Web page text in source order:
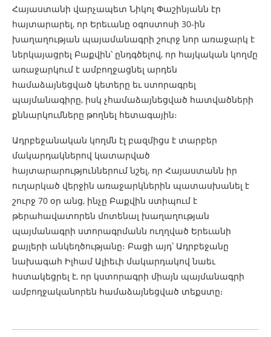
Հայաստանի վարչապետ Նիկոլ Փաշինյանն էր
հայտարարել, որ Երեւանը օգոստոսի 30-ին
խաղաղության պայամանագրի շուրջ նոր առաջարկ է
ներկայացրել Բաքվին՝ ընդգծելով, որ հայկական կողմը
առաջարկում է ամբողջացնել արդեն
համաձայնեցված կետերը եւ ստորագրել
պայմանագիրը, իսկ չհամաձայնեցված հատվածների
քննարկումները թողնել հետագային։
Ադրբեջանական կողմն էլ բազմիցս է տարբեր
մակարդակներով կատարված
հայտարարություններում նշել, որ Հայաստանն իր
ուղարկած վերջին առաջարկներին պատասխանել է
շուրջ 70 օր անց, ինչը Բաքվին ստիպում է
թերահավատորեն մոտենալ խաղաղության
պայմանագրի ստորագրմանն ուղղված Երեւանի
քայլերի անկեղծությանը։ Բացի այդ՝ Ադրբեջանը
նախագահ Իլհամ Ալիեւի մակարդակով նաեւ
հստակեցրել է, որ կստորագրի միայն պայմանագրի
ամբողջականորեն համաձայնեցված տեքստը։